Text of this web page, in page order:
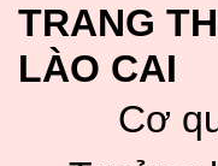
TRANG
LÀO CAI
Cơ